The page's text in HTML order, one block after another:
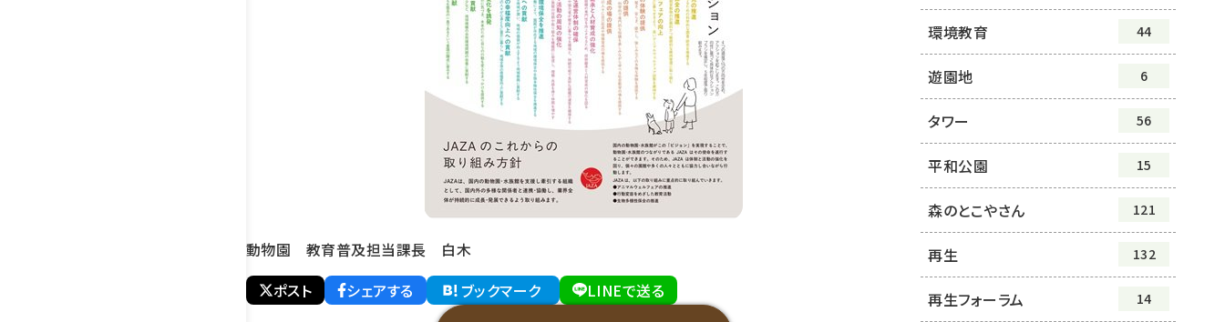
動物園 教育普及担当課長 白木
ポスト
シェアする ブックマーク LINEで送る
環境教育 44
遊園地 6
タワー 56
平和公園 15
森のとこやさん 121
再生 132
再生フォーラム 14